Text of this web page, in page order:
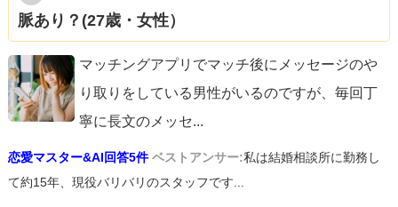
脈あり？(27歳・女性）
マッチングアプリでマッチ後にメッセージのや
り取りをしている男性がいるのですが、毎回丁
寧に長文のメッセ...
恋愛マスター&AI回答5件 ベストアンサー:私は結婚相談所に勤務し
て約15年、現役バリバリのスタッフです...